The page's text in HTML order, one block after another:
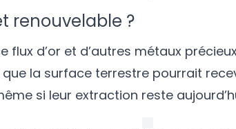
renouvelable ?
flux d’or et d’autres métaux
la surface terrestre pourrait
si leur extraction reste